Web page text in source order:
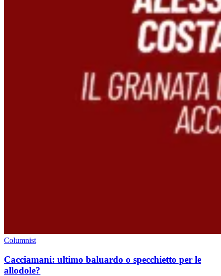
Columnist
Cacciamani: ultimo baluardo o specchietto per le
allodole?